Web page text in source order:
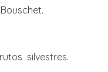
silvestres.